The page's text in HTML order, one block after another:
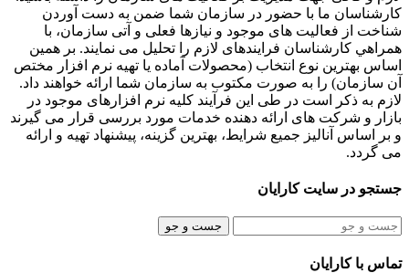
كارشناسان ما با حضور در سازمان شما ضمن به دست آوردن
شناخت از فعالیت های موجود و نيازها فعلی و آتی سازمان، با
همراهي کارشناسان فرایندهای لازم را تحليل می نمایند. بر همین
اساس بهترین نوع انتخاب (محصولات آماده یا تهیه نرم افزار مختص
آن سازمان) را به صورت مکتوب به سازمان شما ارائه خواهند داد.
لازم به ذکر است در طی این فرآیند کلیه نرم افزارهای موجود در
بازار و شرکت های ارائه دهنده خدمات مورد بررسی قرار می گیرند
و بر اساس آنالیز جمیع شرایط، بهترین گزینه، پیشنهاد تهیه و ارائه
می گردد.
جستجو در سایت کارایان
جست و جو
تماس با کارایان